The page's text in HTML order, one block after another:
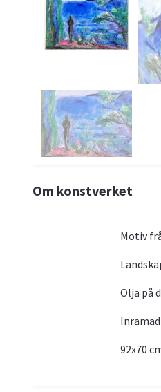
Om konstverket
Motiv
Olja på
92x70